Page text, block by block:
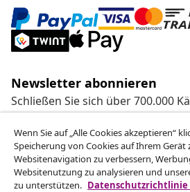
Newsletter abonnieren
Schließen Sie sich über 700.000
wöchentliche Angebote,
Neuheiten von vidaXL erhalten.
Unsere Social-Media-Accounts
Wenn Sie auf „Alle Cookies akzeptieren“
Speicherung von Cookies auf Ihrem Gerät
Websitenavigation zu verbessern,
Websitenutzung zu analysieren und
zu unterstützen. Datenschutzrichtlinie